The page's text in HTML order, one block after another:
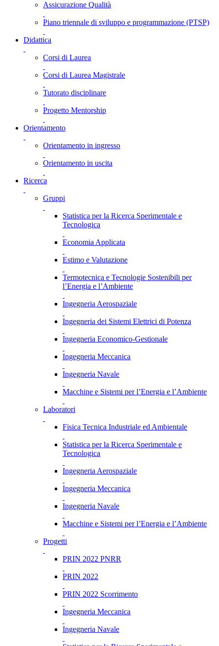
Assicurazione Qualità
Piano triennale di sviluppo e programmazione (PTSP)
Didattica
Corsi di Laurea
Corsi di Laurea Magistrale
Tutorato disciplinare
Progetto Mentorship
Orientamento
Orientamento in ingresso
Orientamento in uscita
Ricerca
Gruppi
Statistica per la Ricerca Sperimentale e
Tecnologica
Economia Applicata
Estimo e Valutazione
Termotecnica e Tecnologie Sostenibili per
l’Energia e l’Ambiente
Ingegneria Aerospaziale
Ingegneria dei Sistemi Elettrici di Potenza
Ingegneria Economico-Gestionale
Ingegneria Meccanica
Ingegneria Navale
Macchine e Sistemi per l’Energia e l’Ambiente
Laboratori
Fisica Tecnica Industriale ed Ambientale
Statistica per la Ricerca Sperimentale e
Tecnologica
Ingegneria Aerospaziale
Ingegneria Meccanica
Ingegneria Navale
Macchine e Sistemi per l’Energia e l’Ambiente
Progetti
PRIN 2022 PNRR
PRIN 2022
PRIN 2022 Scorrimento
Ingegneria Meccanica
Ingegneria Navale